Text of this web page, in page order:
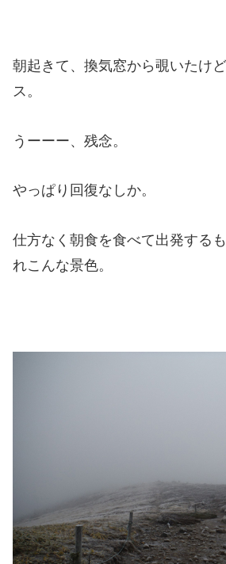
朝起きて、換気窓から覗いたけ
ス。
うーーー、残念。
やっぱり回復なしか。
仕方なく朝食を食べて出発する
れこんな景色。